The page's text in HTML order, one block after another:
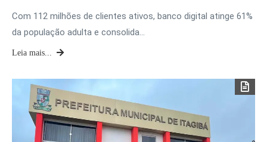
Com 112 milhões de clientes ativos, banco digital atinge 61%
da população adulta e consolida…
Leia mais...